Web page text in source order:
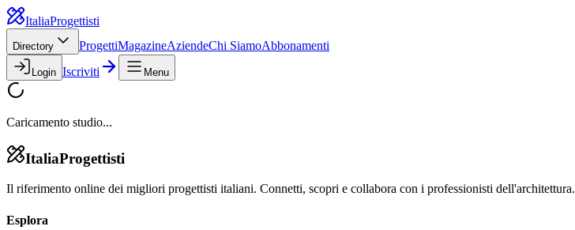
ItaliaProgettisti
Directory ProgettiMagazineAziendeChi SiamoAbbonamenti
Login Iscriviti Menu
Caricamento studio...
ItaliaProgettisti
Il riferimento online dei migliori progettisti italiani. Connetti, scopri e collabora con i professionisti dell'architettura.
Esplora